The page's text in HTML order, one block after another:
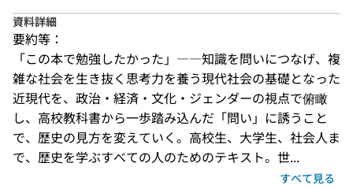
資料詳細
要約等：
「この本で勉強したかった」――知識を問いにつなげ、複
雑な社会を生き抜く思考力を養う現代社会の基礎となった
近現代を、政治・経済・文化・ジェンダーの視点で俯瞰
し、高校教科書から一歩踏み込んだ「問い」に誘うこと
で、歴史の見方を変えていく。高校生、大学生、社会人ま
で、歴史を学ぶすべての人のためのテキスト。世...
すべて見る